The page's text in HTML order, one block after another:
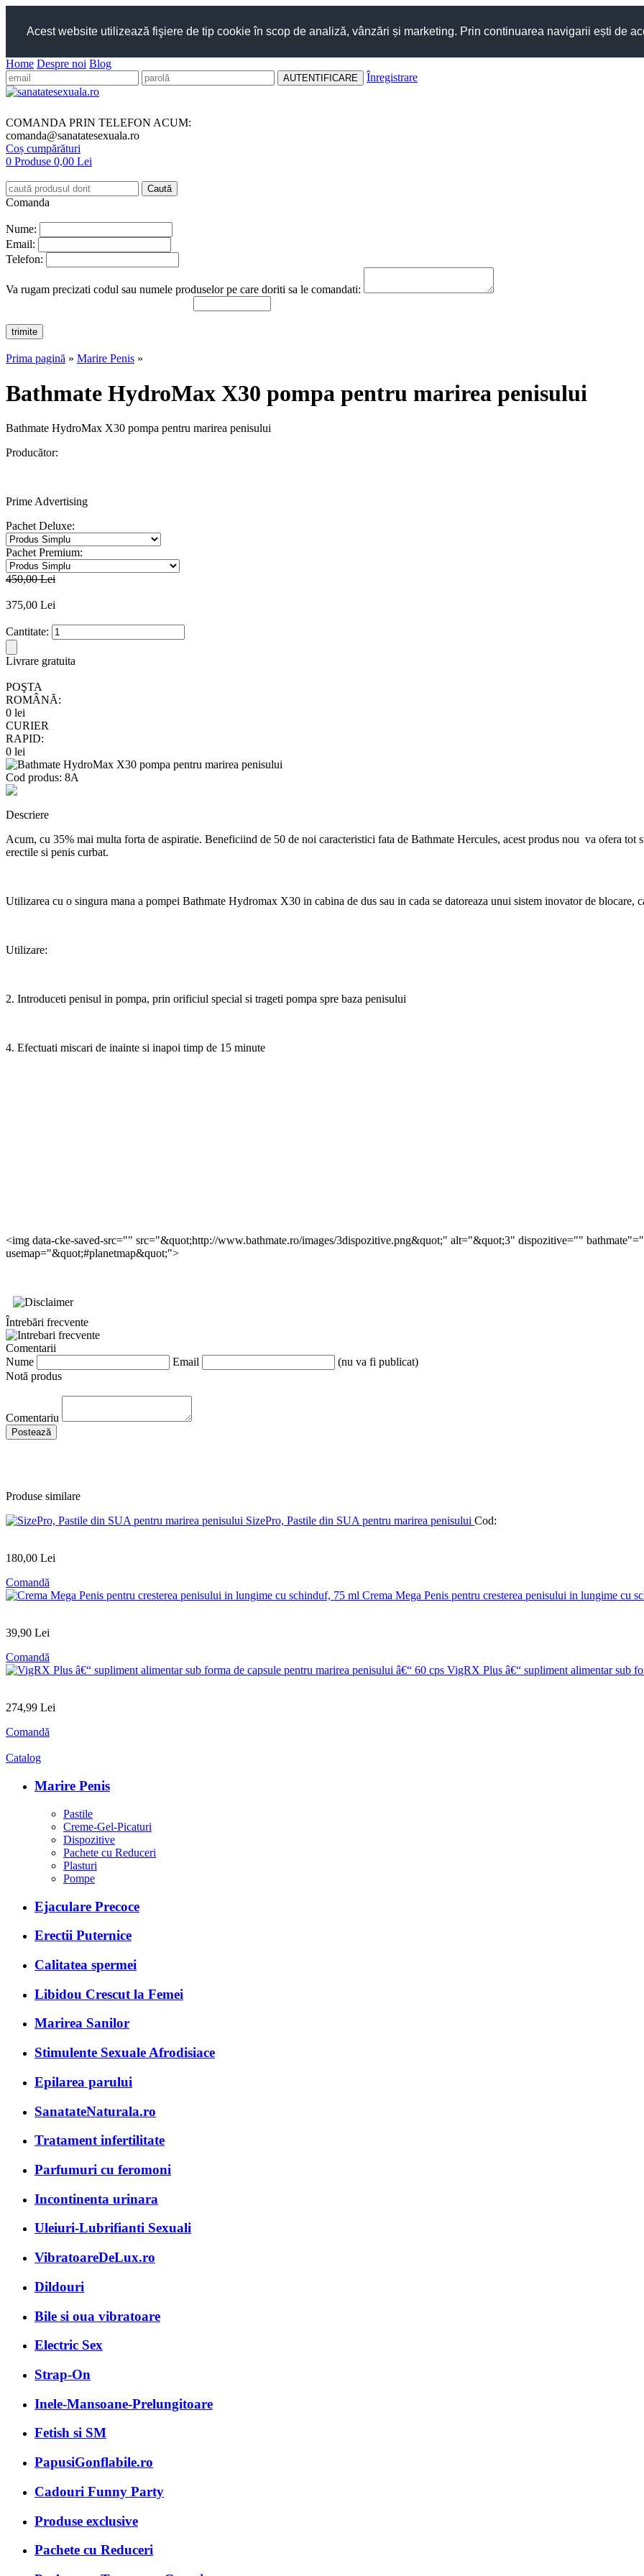
Acest website utilizează fişiere de tip cookie în scop de analiză, vânzări și marketing. Prin continuarea navigarii ești de
Home Despre noi Blog
Înregistrare
COMANDA PRIN TELEFON ACUM:
comanda@sanatatesexuala.ro
Coș cumpărături
0 Produse 0,00 Lei
Comanda
Nume:
Email:
Telefon:
Va rugam precizati codul sau numele produselor pe care doriti sa le comandati:
Prima pagină » Marire Penis »
Bathmate HydroMax X30 pompa pentru marirea penisului
Bathmate HydroMax X30 pompa pentru marirea penisului
Producător:
Prime Advertising
Pachet Deluxe:
Pachet Premium:
450,00 Lei
375,00 Lei
Cantitate:
Livrare gratuita
POŞTA
ROMÂNĂ:
0 lei
CURIER
RAPID:
0 lei
Cod produs: 8A
Descriere
Acum, cu 35% mai multa forta de aspiratie. Beneficiind de 50 de noi caracteristici fata de Bathmate Hercules, acest produs nou va ofera
erectile si penis curbat.
Utilizarea cu o singura mana a pompei Bathmate Hydromax X30 in cabina de dus sau in cada se datoreaza unui sistem inovator de blocare,
Utilizare:
2. Introduceti penisul in pompa, prin orificiul special si trageti pompa spre baza penisului
4. Efectuati miscari de inainte si inapoi timp de 15 minute
<img data-cke-saved-src="" src="&quot;http://www.bathmate.ro/images/3dispozitive.png&quot;" alt="&quot;3" dispozitive=""
usemap="&quot;#planetmap&quot;">
Întrebări frecvente
Comentarii
Nume
Email
(nu va fi publicat)
Notă produs
Comentariu
Produse similare
SizePro, Pastile din SUA pentru marirea penisului Cod:
180,00 Lei
Comandă
Crema Mega Penis pentru cresterea penisului in lungime cu
39,90 Lei
Comandă
VigRX Plus â€“ supliment alimentar sub
274,99 Lei
Comandă
Catalog
Marire Penis
Pastile
Creme-Gel-Picaturi
Dispozitive
Pachete cu Reduceri
Plasturi
Pompe
Ejaculare Precoce
Erectii Puternice
Calitatea spermei
Libidou Crescut la Femei
Marirea Sanilor
Stimulente Sexuale Afrodisiace
Epilarea parului
SanatateNaturala.ro
Tratament infertilitate
Parfumuri cu feromoni
Incontinenta urinara
Uleiuri-Lubrifianti Sexuali
VibratoareDeLux.ro
Dildouri
Bile si oua vibratoare
Electric Sex
Strap-On
Inele-Mansoane-Prelungitoare
Fetish si SM
PapusiGonflabile.ro
Cadouri Funny Party
Produse exclusive
Pachete cu Reduceri